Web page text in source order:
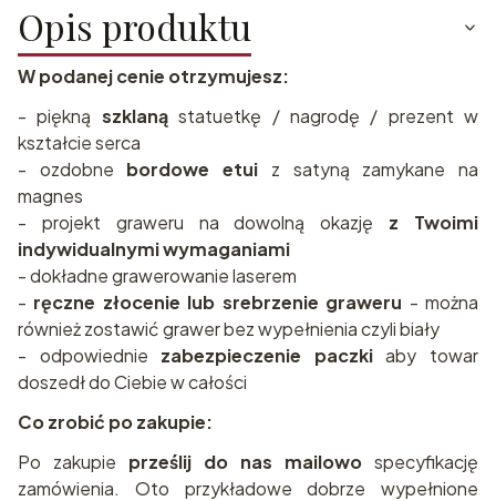
Opis produktu
W podanej cenie otrzymujesz:
- piękną szklanąstatuetkę / nagrodę / prezent w
kształcie serca
- ozdobne bordowe etui z satyną zamykane na
magnes
- projekt graweru na dowolną okazję z Twoimi
indywidualnymi wymaganiami
- dokładne grawerowanie laserem
- ręczne złocenie lub srebrzenie graweru - można
również zostawić grawer bez wypełnienia czyli biały
- odpowiednie zabezpieczenie paczkiaby towar
doszedł do Ciebie w całości
Co zrobić po zakupie:
Po zakupie prześlij do nas mailowo specyfikację
zamówienia. Oto przykładowe dobrze wypełnione